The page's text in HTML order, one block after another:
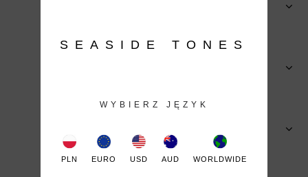
SEASIDE TONES
WYBIERZ JĘZYK
PLN EURO USD AUD WORLDWIDE